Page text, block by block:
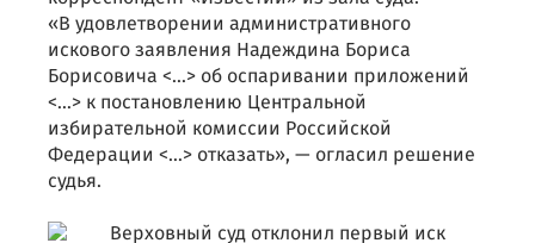
«В удовлетворении административного
искового заявления Надеждина Бориса
Борисовича <...> об оспаривании приложений
<…> к постановлению Центральной
избирательной комиссии Российской
Федерации <…> отказать», — огласил решение
судья.